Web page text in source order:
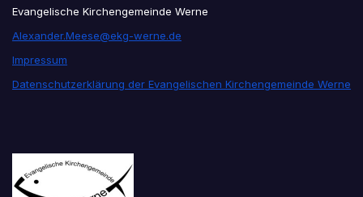
Evangelische Kirchengemeinde Werne
Alexander.Meese@ekg-werne.de
Impressum
Datenschutzerklärung der Evangelischen Kirchengemeinde Werne